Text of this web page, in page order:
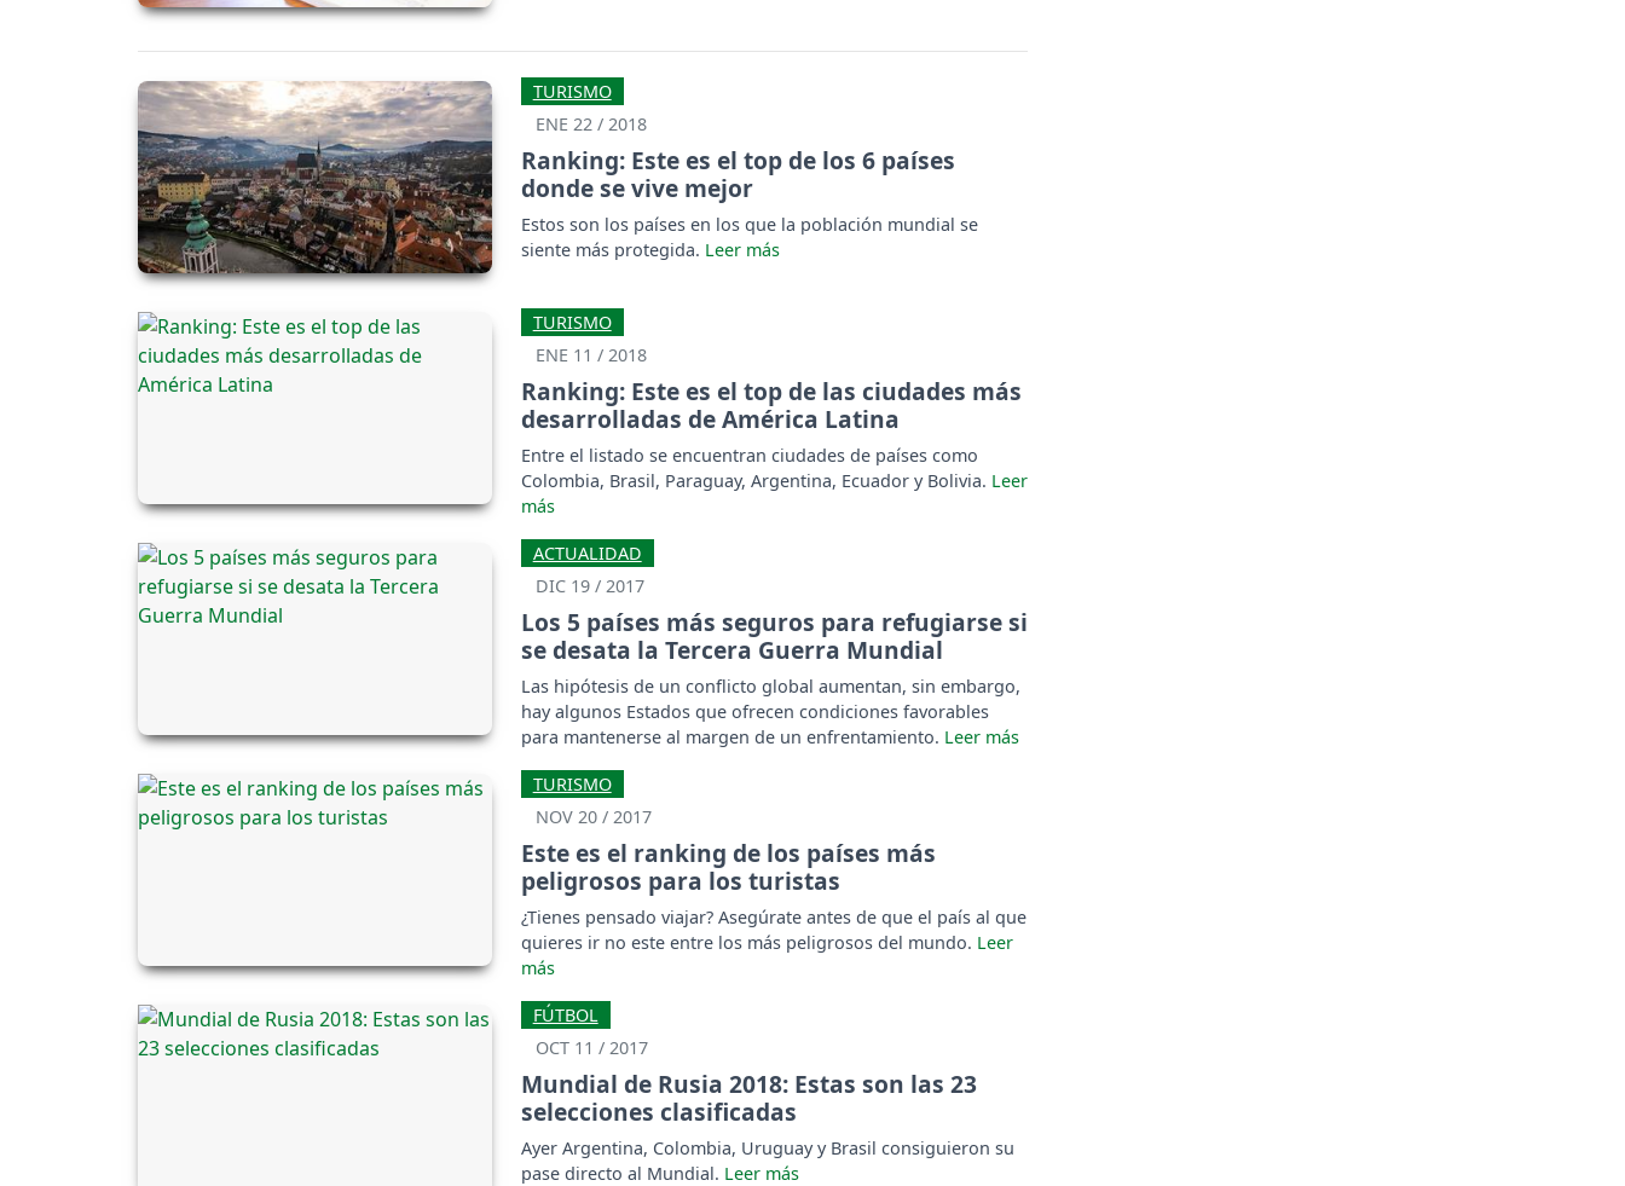
TURISMO
ENE 22 / 2018
Ranking: Este es el top de los 6 países
donde se vive mejor
Estos son los países en los que la población mundial se
siente más protegida.
TURISMO
ENE 11 / 2018
Ranking: Este es el top de las ciudades más
desarrolladas de América Latina
Entre el listado se encuentran ciudades de países como
Colombia, Brasil, Paraguay, Argentina, Ecuador y Bolivia.
ACTUALIDAD
DIC 19 / 2017
Los 5 países más seguros para refugiarse si
se desata la Tercera Guerra Mundial
Las hipótesis de un conflicto global aumentan, sin embargo,
hay algunos Estados que ofrecen condiciones favorables
para mantenerse al margen de un enfrentamiento.
TURISMO
NOV 20 / 2017
Este es el ranking de los países más
peligrosos para los turistas
¿Tienes pensado viajar? Asegúrate antes de que el país al que
quieres ir no este entre los más peligrosos del mundo.
FÚTBOL
OCT 11 / 2017
Mundial de Rusia 2018: Estas son las 23
selecciones clasificadas
Ayer Argentina, Colombia, Uruguay y Brasil consiguieron su
pase directo al Mundial.